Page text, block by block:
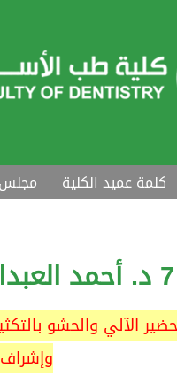
كلمة عميد الكلية مجلس
الآلي والحشو
وإشراف